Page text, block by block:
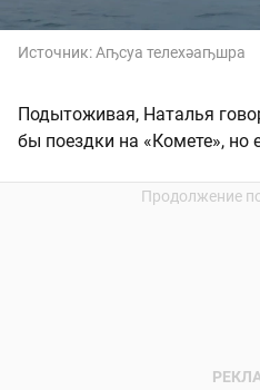
Источник:Аҧсуа телехәаҧшра
Подытоживая, Наталья
бы поездки на «Комете», но